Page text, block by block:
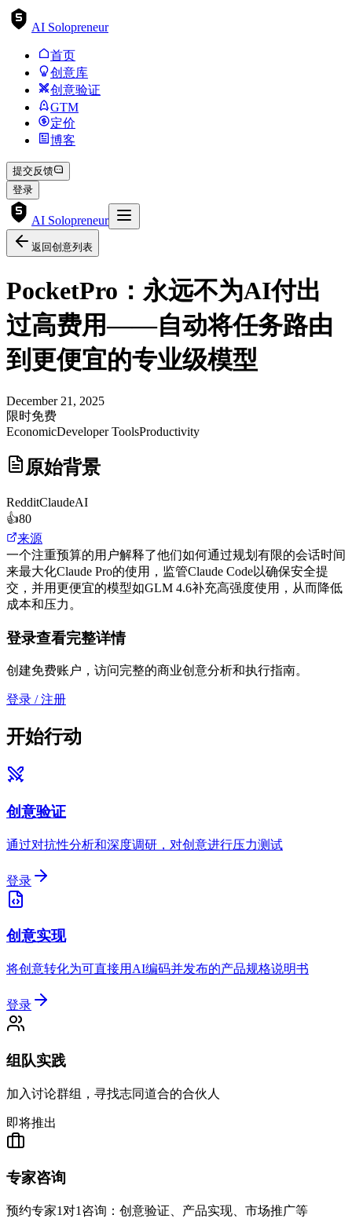
AI Solopreneur
首页
创意库
创意验证
GTM
定价
博客
提交反馈
登录
AI Solopreneur
返回创意列表
PocketPro：永远不为AI付出
过高费用——自动将任务路由
到更便宜的专业级模型
December 21, 2025
限时免费
EconomicDeveloper ToolsProductivity
原始背景
RedditClaudeAI
👍80
来源
一个注重预算的用户解释了他们如何通过规划有限的会话时间
来最大化Claude Pro的使用，监管Claude Code以确保安全提
交，并用更便宜的模型如GLM 4.6补充高强度使用，从而降低
成本和压力。
登录查看完整详情
创建免费账户，访问完整的商业创意分析和执行指南。
登录 / 注册
开始行动
创意验证
通过对抗性分析和深度调研，对创意进行压力测试
登录
创意实现
将创意转化为可直接用AI编码并发布的产品规格说明书
登录
组队实践
加入讨论群组，寻找志同道合的合伙人
即将推出
专家咨询
预约专家1对1咨询：创意验证、产品实现、市场推广等